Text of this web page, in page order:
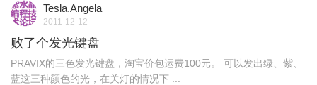
Tesla.Angela
2011-12-12
败了个发光键盘
PRAVIX的三色发光键盘，淘宝价包运费100元。 可以发出绿、紫、
蓝这三种颜色的光，在关灯的情况下 ...